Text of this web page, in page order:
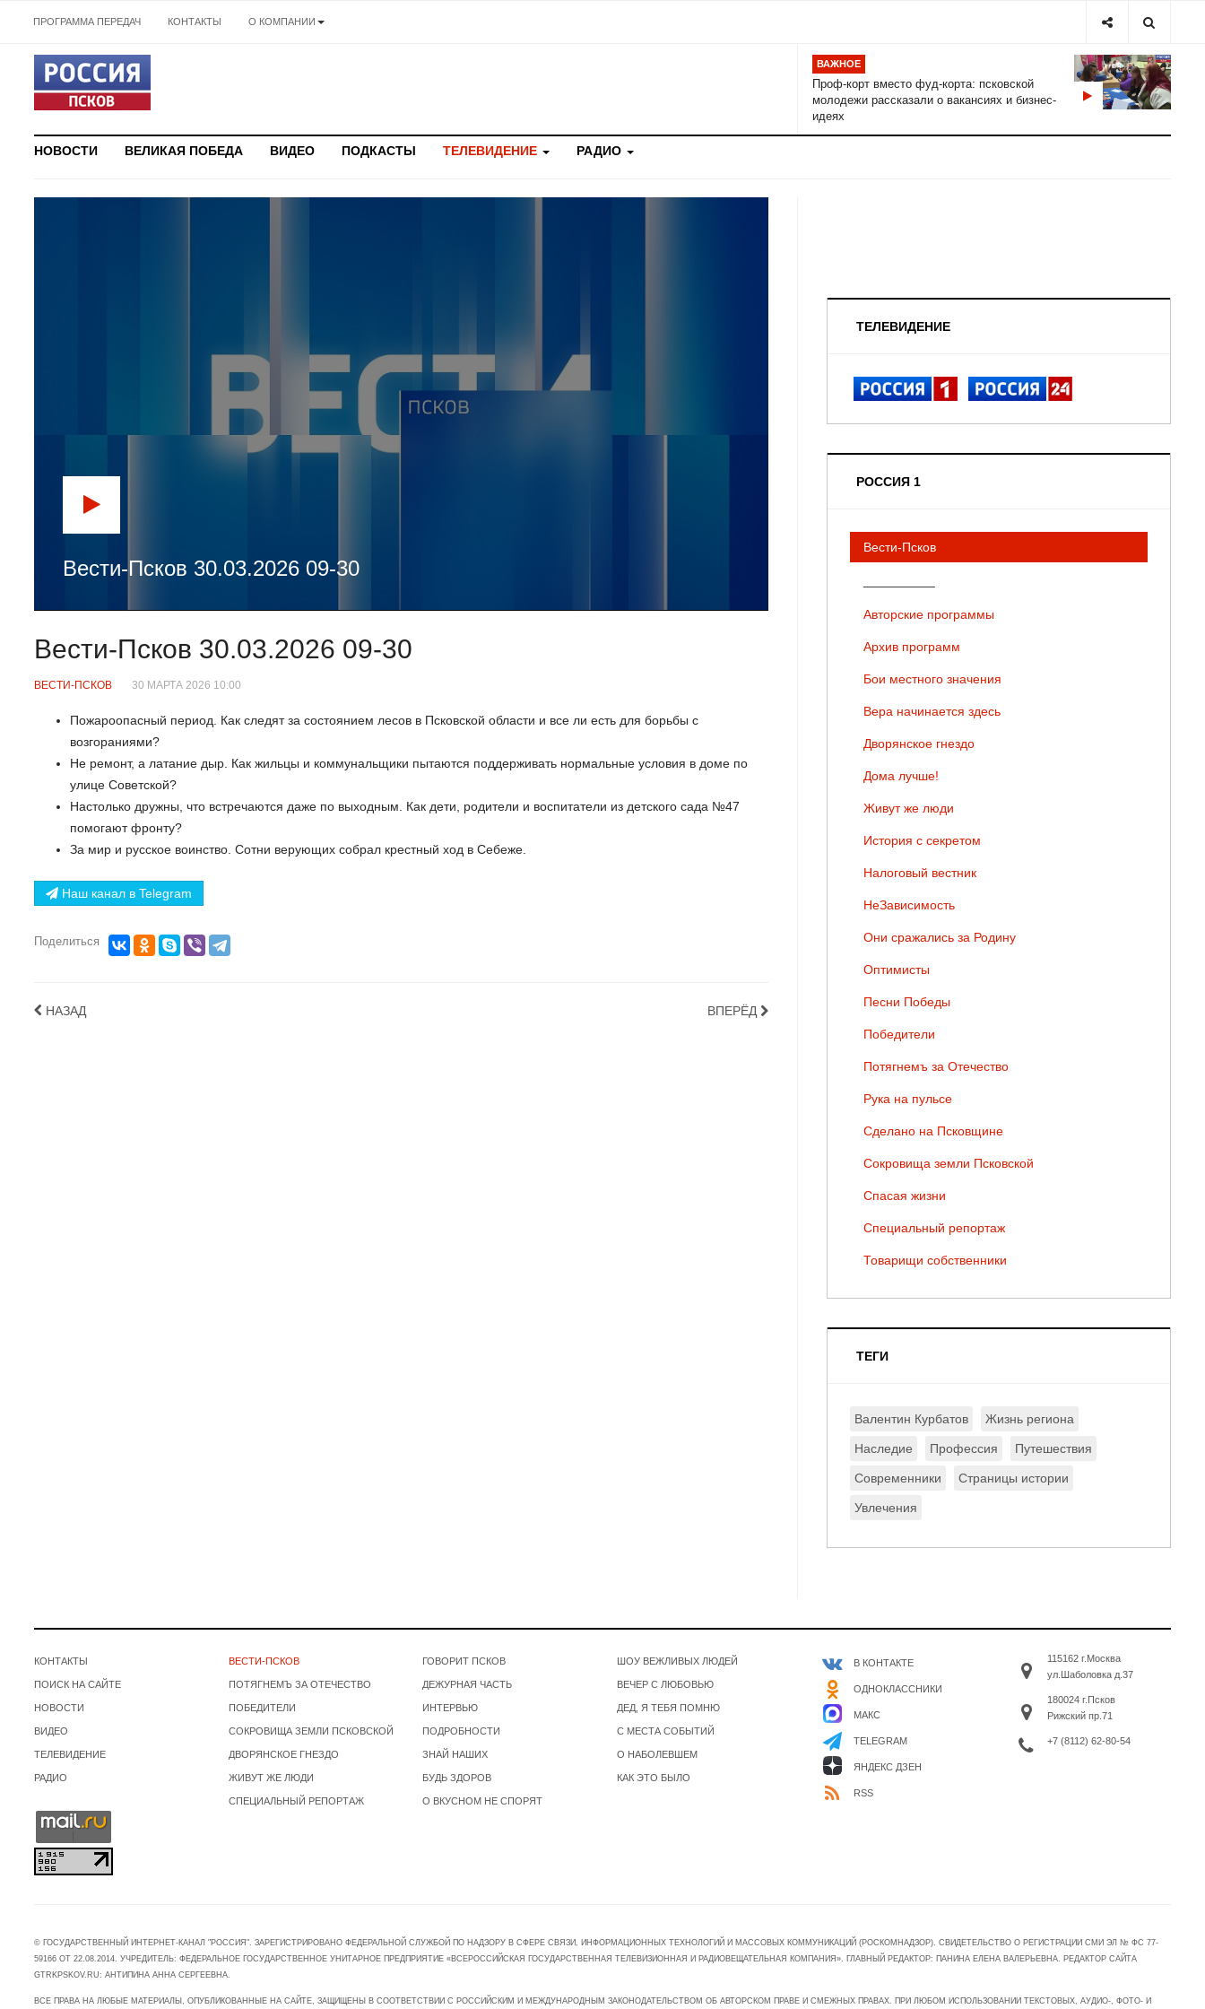
ПРОГРАММА ПЕРЕДАЧ КОНТАКТЫ О КОМПАНИИ
ВАЖНОЕ
Проф-корт вместо фуд-корта: псковской
молодежи рассказали о вакансиях и бизнес-
идеях
НОВОСТИ ВЕЛИКАЯ ПОБЕДА ВИДЕО ПОДКАСТЫ ТЕЛЕВИДЕНИЕ РАДИО
Вести-Псков 30.03.2026 09-30
Вести-Псков 30.03.2026 09-30
ВЕСТИ-ПСКОВ 30 МАРТА 2026 10:00
Пожароопасный период. Как следят за состоянием лесов в Псковской области и все ли есть для борьбы с
возгораниями?
Не ремонт, а латание дыр. Как жильцы и коммунальщики пытаются поддерживать нормальные условия в доме по
улице Советской?
Настолько дружны, что встречаются даже по выходным. Как дети, родители и воспитатели из детского сада №47
помогают фронту?
За мир и русское воинство. Сотни верующих собрал крестный ход в Себеже.
Наш канал в Telegram
Поделиться
НАЗАД ВПЕРЁД
ТЕЛЕВИДЕНИЕ
РОССИЯ 1
Вести-Псков
Авторские программы
Архив программ
Бои местного значения
Вера начинается здесь
Дворянское гнездо
Дома лучше!
Живут же люди
История с секретом
Налоговый вестник
НеЗависимость
Они сражались за Родину
Оптимисты
Песни Победы
Победители
Потягнемъ за Отечество
Рука на пульсе
Сделано на Псковщине
Сокровища земли Псковской
Спасая жизни
Специальный репортаж
Товарищи собственники
ТЕГИ
Валентин Курбатов Жизнь региона
Наследие Профессия Путешествия
Современники Страницы истории
Увлечения
КОНТАКТЫ
ПОИСК НА САЙТЕ
НОВОСТИ
ВИДЕО
ТЕЛЕВИДЕНИЕ
РАДИО
ВЕСТИ-ПСКОВ
ПОТЯГНЕМЪ ЗА ОТЕЧЕСТВО
ПОБЕДИТЕЛИ
СОКРОВИЩА ЗЕМЛИ ПСКОВСКОЙ
ДВОРЯНСКОЕ ГНЕЗДО
ЖИВУТ ЖЕ ЛЮДИ
СПЕЦИАЛЬНЫЙ РЕПОРТАЖ
ГОВОРИТ ПСКОВ
ДЕЖУРНАЯ ЧАСТЬ
ИНТЕРВЬЮ
ПОДРОБНОСТИ
ЗНАЙ НАШИХ
БУДЬ ЗДОРОВ
О ВКУСНОМ НЕ СПОРЯТ
ШОУ ВЕЖЛИВЫХ ЛЮДЕЙ
ВЕЧЕР С ЛЮБОВЬЮ
ДЕД, Я ТЕБЯ ПОМНЮ
С МЕСТА СОБЫТИЙ
О НАБОЛЕВШЕМ
КАК ЭТО БЫЛО
В КОНТАКТЕ
ОДНОКЛАССНИКИ
МАКС
TELEGRAM
ЯНДЕКС ДЗЕН
RSS
115162 г.Москва
ул.Шаболовка д.37
180024 г.Псков
Рижский пр.71
+7 (8112) 62-80-54
© ГОСУДАРСТВЕННЫЙ ИНТЕРНЕТ-КАНАЛ "РОССИЯ". ЗАРЕГИСТРИРОВАНО ФЕДЕРАЛЬНОЙ СЛУЖБОЙ ПО НАДЗОРУ В СФЕРЕ СВЯЗИ, ИНФОРМАЦИОННЫХ ТЕХНОЛОГИЙ И МАССОВЫХ КОММУНИКАЦИЙ (РОСКОМНАДЗОР). СВИДЕТЕЛЬСТВО О РЕГИСТРАЦИИ СМИ ЭЛ № ФС 77-
59166 ОТ 22.08.2014. УЧРЕДИТЕЛЬ: ФЕДЕРАЛЬНОЕ ГОСУДАРСТВЕННОЕ УНИТАРНОЕ ПРЕДПРИЯТИЕ «ВСЕРОССИЙСКАЯ ГОСУДАРСТВЕННАЯ ТЕЛЕВИЗИОННАЯ И РАДИОВЕЩАТЕЛЬНАЯ КОМПАНИЯ». ГЛАВНЫЙ РЕДАКТОР: ПАНИНА ЕЛЕНА ВАЛЕРЬЕВНА. РЕДАКТОР САЙТА
GTRKPSKOV.RU: АНТИПИНА АННА СЕРГЕЕВНА.
ВСЕ ПРАВА НА ЛЮБЫЕ МАТЕРИАЛЫ, ОПУБЛИКОВАННЫЕ НА САЙТЕ, ЗАЩИЩЕНЫ В СООТВЕТСТВИИ С РОССИЙСКИМ И МЕЖДУНАРОДНЫМ ЗАКОНОДАТЕЛЬСТВОМ ОБ АВТОРСКОМ ПРАВЕ И СМЕЖНЫХ ПРАВАХ. ПРИ ЛЮБОМ ИСПОЛЬЗОВАНИИ ТЕКСТОВЫХ, АУДИО-, ФОТО- И